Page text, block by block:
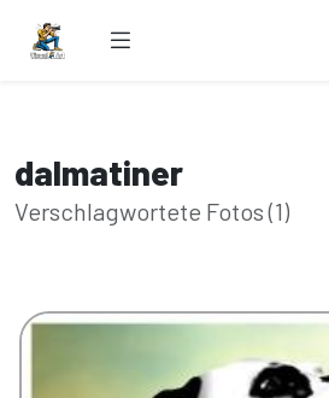
dalmatiner
Verschlagwortete Fotos (1)